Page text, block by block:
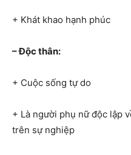
+ Khát khao hạnh phúc
– Độc thân:
+ Cuộc sống tự do
+ Là người phụ nữ độc lập
trên sự nghiệp